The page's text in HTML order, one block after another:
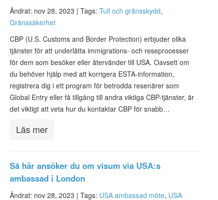
Ändrat: nov 28, 2023 | Tags: Tull och gränsskydd,
Gränssäkerhet
CBP (U.S. Customs and Border Protection) erbjuder olika
tjänster för att underlätta immigrations- och reseprocesser
för dem som besöker eller återvänder till USA. Oavsett om
du behöver hjälp med att korrigera ESTA-information,
registrera dig i ett program för betrodda resenärer som
Global Entry eller få tillgång till andra viktiga CBP-tjänster, är
det viktigt att veta hur du kontaktar CBP för snabb…
Läs mer
Så här ansöker du om visum via USA:s
ambassad i London
Ändrat: nov 28, 2023 | Tags: USA ambassad möte, USA